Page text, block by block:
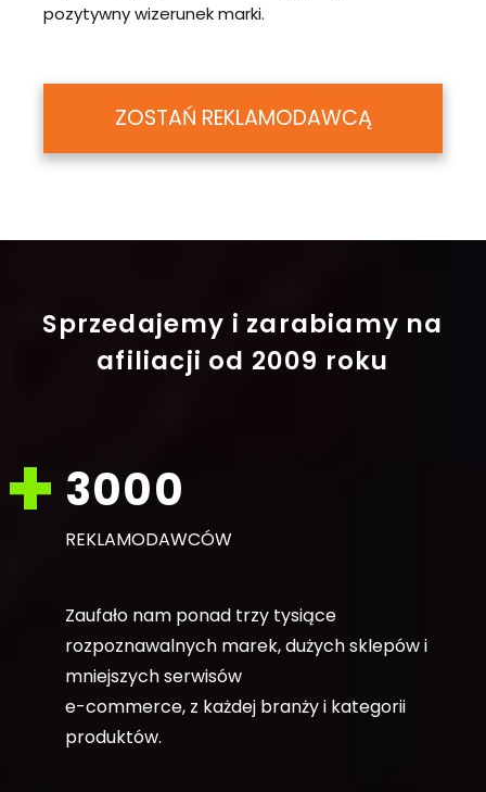
pozytywny wizerunek marki.
ZOSTAŃ REKLAMODAWCĄ
Sprzedajemy i zarabiamy na
afiliacji od 2009 roku
3000
REKLAMODAWCÓW
Zaufało nam ponad trzy tysiące
rozpoznawalnych marek, dużych sklepów i
mniejszych serwisów
e-commerce, z każdej branży i kategorii
produktów.